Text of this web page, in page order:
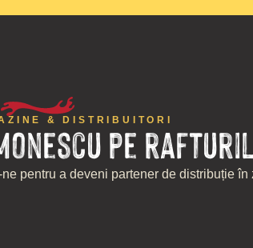
& DISTRIBUITORI
pe
pentru a deveni partener de distribuție în